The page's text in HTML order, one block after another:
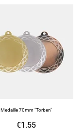
Medaille 70mm "Torben"
€1.55